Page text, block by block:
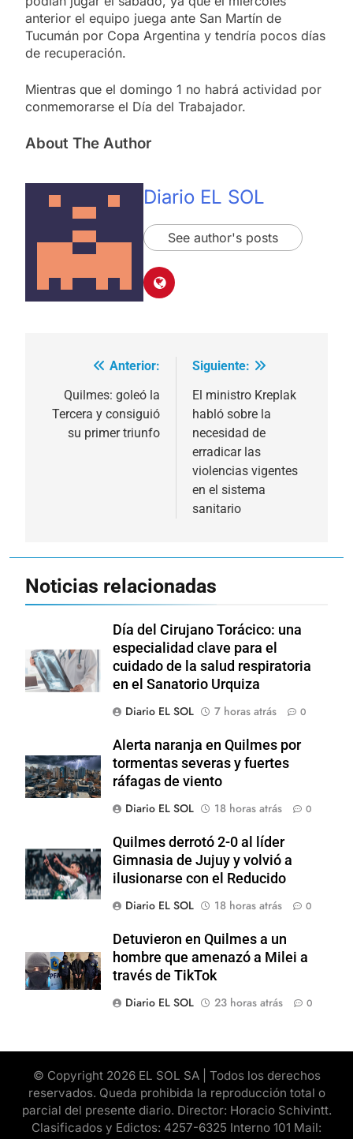
anterior el equipo juega ante San Martín de
Tucumán por Copa Argentina y tendría pocos días
de recuperación.
Mientras que el domingo 1 no habrá actividad por
conmemorarse el Día del Trabajador.
About The Author
Diario EL SOL
See author's posts
Navegación
entradas
Anterior:
Quilmes: goleó la
Tercera y consiguió
su primer triunfo
Siguiente:
El ministro Kreplak
habló sobre la
necesidad de
erradicar las
violencias vigentes
en el sistema
sanitario
Noticias relacionadas
Día del Cirujano Torácico: una
especialidad clave para el
cuidado de la salud respiratoria
en el Sanatorio Urquiza
Diario EL SOL
7 horas atrás 0
Alerta naranja en Quilmes por
tormentas severas y fuertes
ráfagas de viento
Diario EL SOL
18 horas atrás 0
Quilmes derrotó 2-0 al líder
Gimnasia de Jujuy y volvió a
ilusionarse con el Reducido
Diario EL SOL
18 horas atrás 0
Detuvieron en Quilmes a un
hombre que amenazó a Milei a
través de TikTok
Diario EL SOL
23 horas atrás 0
© Copyright 2026 EL SOL SA | Todos los derechos
reservados. Queda prohibida la reproducción total o
parcial del presente diario. Director: Horacio Schivintt.
Clasificados y Edictos: 4257-6325 Interno 101 Mail: